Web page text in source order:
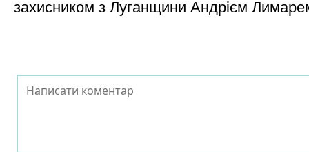
захисником з Луганщини Андрієм